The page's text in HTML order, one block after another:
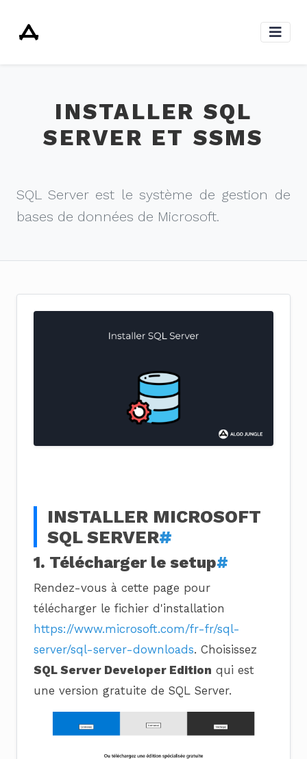
INSTALLER SQL
SERVER ET SSMS
SQL Server est le système de gestion de
bases de données de Microsoft.
INSTALLER MICROSOFT
SQL SERVER#
1. Télécharger le setup#
Rendez-vous à cette page pour
télécharger le fichier d'installation
https://www.microsoft.com/fr-fr/sql-
server/sql-server-downloads. Choisissez
SQL Server Developer Edition qui est
une version gratuite de SQL Server.